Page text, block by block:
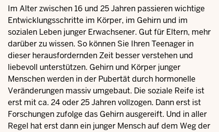
Im Alter zwischen 16 und 25 Jahren passieren wichtige
Entwicklungsschritte im Körper, im Gehirn und im
sozialen Leben junger Erwachsener. Gut für Eltern, mehr
darüber zu wissen. So können Sie Ihren Teenager in
dieser herausfordernden Zeit besser verstehen und
liebevoll unterstützen. Gehirn und Körper junger
Menschen werden in der Pubertät durch hormonelle
Veränderungen massiv umgebaut. Die soziale Reife ist
erst mit ca. 24 oder 25 Jahren vollzogen. Dann erst ist
Forschungen zufolge das Gehirn ausgereift. Und in aller
Regel hat erst dann ein junger Mensch auf dem Weg der